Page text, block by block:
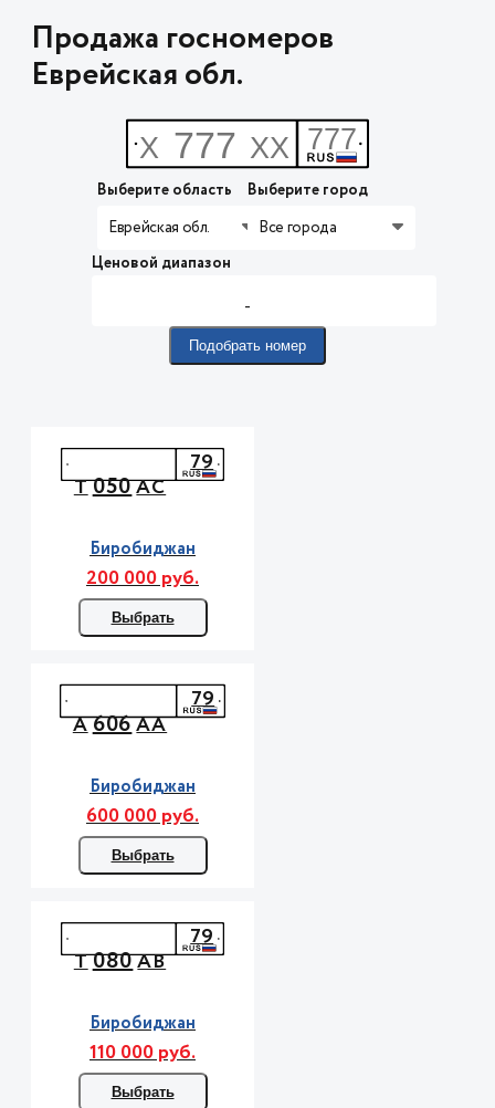
Продажа госномеров
Еврейская обл.
Выберите область
Еврейская обл.
Выберите город
Все города
Ценовой диапазон
-
Подобрать номер
Т050АС
79
Биробиджан
200 000 руб.
Выбрать
А606АА
79
Биробиджан
600 000 руб.
Выбрать
Т080АВ
79
Биробиджан
110 000 руб.
Выбрать